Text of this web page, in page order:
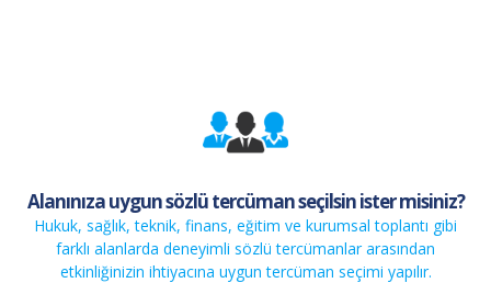
Alanınıza uygun sözlü tercüman seçilsin ister misiniz?
Hukuk, sağlık, teknik, finans, eğitim ve kurumsal toplantı gibi
farklı alanlarda deneyimli sözlü tercümanlar arasından
etkinliğinizin ihtiyacına uygun tercüman seçimi yapılır.